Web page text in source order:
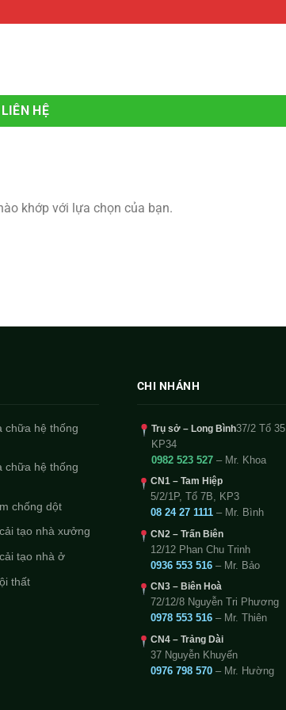
LIÊN HỆ
khớp với lựa chọn của bạn.
chữa hệ thống
chữa hệ thống
chống dột
tạo nhà xưởng
tạo nhà ở
thất
CHI NHÁNH
Trụ sở – Long Bình37/2 Tổ 35,
KP34
0982 523 527– Mr. Khoa
CN1 – Tam Hiệp
5/2/1P, Tổ 7B, KP3
08 24 27 1111– Mr. Bình
CN2 – Trấn Biên
12/12 Phan Chu Trinh
0936 553 516– Mr. Bảo
CN3 – Biên Hoà
72/12/8 Nguyễn Tri Phương
0978 553 516– Mr. Thiên
CN4 – Trảng Dài
37 Nguyễn Khuyến
0976 798 570– Mr. Hường